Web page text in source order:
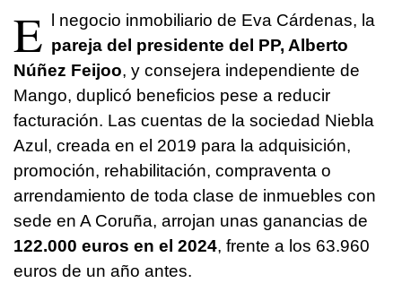
E l negocio inmobiliario de Eva Cárdenas, la
pareja del presidente del PP, Alberto
Núñez Feijoo, y consejera independiente de
Mango, duplicó beneficios pese a reducir
facturación. Las cuentas de la sociedad Niebla
Azul, creada en el 2019 para la adquisición,
promoción, rehabilitación, compraventa o
arrendamiento de toda clase de inmuebles con
sede en A Coruña, arrojan unas ganancias de
122.000 euros en el 2024, frente a los 63.960
euros de un año antes.